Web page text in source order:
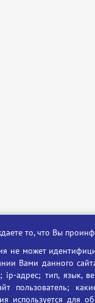
то, что Вы
может
Вами данного
адрес; тип, язык,
пользователь;
используется для